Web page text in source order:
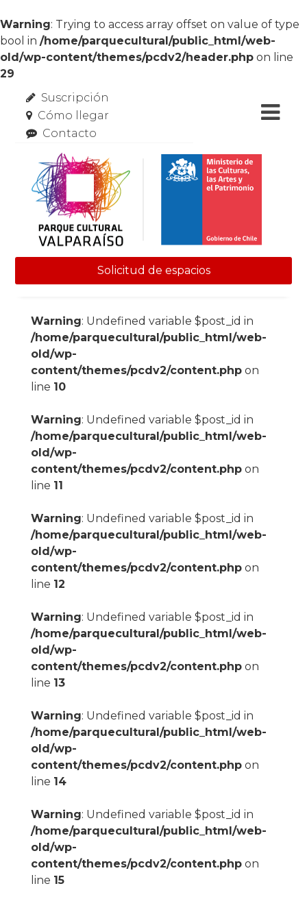
Warning: Trying to access array offset on value of type
bool in /home/parquecultural/public_html/web-
old/wp-content/themes/pcdv2/header.php on line
29
Suscripción
Cómo llegar
Contacto
Solicitud de espacios
Warning: Undefined variable $post_id in
/home/parquecultural/public_html/web-
old/wp-
content/themes/pcdv2/content.phpon
line 10
Warning: Undefined variable $post_id in
/home/parquecultural/public_html/web-
old/wp-
content/themes/pcdv2/content.phpon
line 11
Warning: Undefined variable $post_id in
/home/parquecultural/public_html/web-
old/wp-
content/themes/pcdv2/content.phpon
line 12
Warning: Undefined variable $post_id in
/home/parquecultural/public_html/web-
old/wp-
content/themes/pcdv2/content.phpon
line 13
Warning: Undefined variable $post_id in
/home/parquecultural/public_html/web-
old/wp-
content/themes/pcdv2/content.phpon
line 14
Warning: Undefined variable $post_id in
/home/parquecultural/public_html/web-
old/wp-
content/themes/pcdv2/content.phpon
line 15